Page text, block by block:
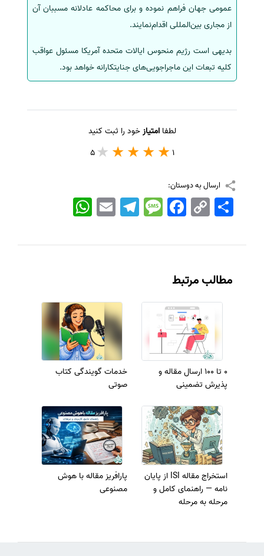
عمومی جهان فراهم نموده و برای محاکمه عادلانه مسببان آن
از مجاری بین‌المللی اقدام‌نمایند.
بدیهی است رژیم منحوس ایالات متحده آمریکا مسئول عواقب
کلیه تبعات این ماجراجویی‌های جنایتکارانه خواهد بود.
لطفاامتیازخود را ثبت کنید
1
5
ارسال به دوستان:
WhatsApp EmailTelegramMessageFacebook Copy
Link
اشتراک
مطالب مرتبط
0 تا 100 ارسال مقاله و
پذیرش تضمینی
خدمات گویندگی کتاب
صوتی
استخراج مقاله ISI از پایان
نامه — راهنمای کامل و
مرحله به مرحله
پارافریز مقاله با هوش
مصنوعی